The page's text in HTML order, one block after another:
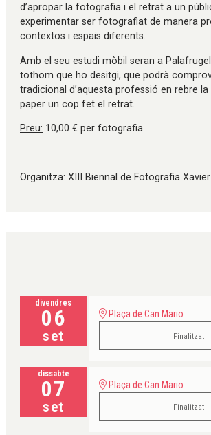
d’apropar la fotografia i el retrat a un
experimentar ser fotografiat de manera
contextos i espais diferents.
Amb el seu estudi mòbil seran a
tothom que ho desitgi, que podrà
tradicional d’aquesta professió en rebre
paper un cop fet el retrat.
Preu: 10,00 € per fotografia.
Organitza: XIII Biennal de Fotografia
divendres
06
set
Plaça de Can Mario
Finalitzat
dissabte
07
set
Plaça de Can Mario
Finalitzat